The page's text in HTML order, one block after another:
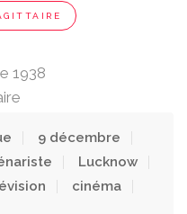
1938
9 décembre
Lucknow
cinéma